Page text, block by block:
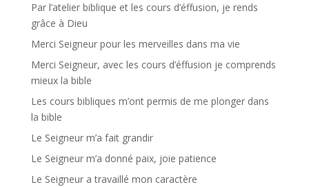
Par l’atelier biblique et les cours d’éffusion, je rends
grâce à Dieu
Merci Seigneur pour les merveilles dans ma vie
Merci Seigneur, avec les cours d’éffusion je comprends
mieux la bible
Les cours bibliques m’ont permis de me plonger dans
la bible
Le Seigneur m’a fait grandir
Le Seigneur m’a donné paix, joie patience
Le Seigneur a travaillé mon caractère